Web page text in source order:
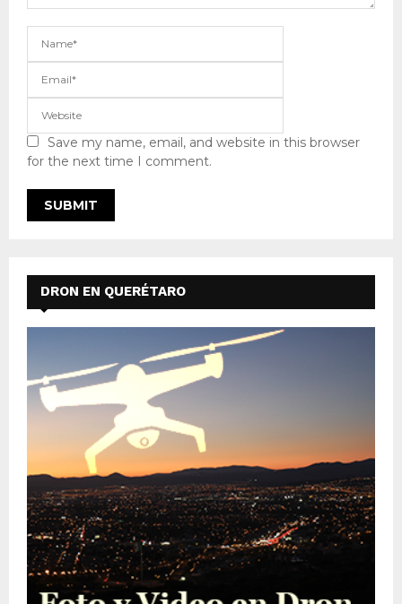
Save my name, email, and website in this browser
for the next time I comment.
DRON EN QUERÉTARO